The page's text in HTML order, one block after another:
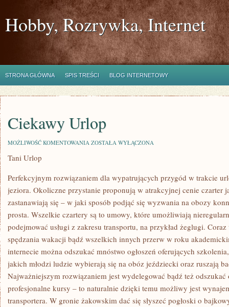
Hobby, Rozrywka, Internet
STRONA GŁÓWNA SPIS TREŚCI BLOG INTERNETOWY
Ciekawy Urlop
MOŻLIWOŚĆ KOMENTOWANIA CIEKAWY
ZOSTAŁA WYŁĄCZONA
Tani Urlop
Perfekcyjnym rozwiązaniem dla wypatrujących przygód w trakcie
jeziora. Okoliczne przystanie proponują w atrakcyjnej cenie czarter
zastanawiają się – w jaki sposób podjąć się wyzwania na obozy
prosta. Wszelkie czartery są to umowy, które umożliwiają
podejmować usługi z zakresu transportu, na przykład żeglugi.
spędzania wakacji bądź wszelkich innych przerw w roku
internecie można odszukać mnóstwo ogłoszeń oferujących
jakich młodzi ludzie wybierają się na obóz jeździecki oraz ruszają
Najważniejszym rozwiązaniem jest wydelegować bądź też
profesjonalne kursy – to naturalnie dzięki temu możliwy jest
transportera. W gronie żakowskim dać się słyszeć pogłoski o